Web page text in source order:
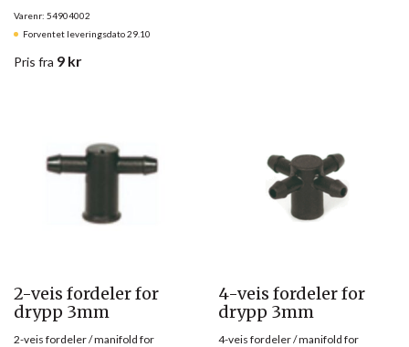
Varenr: 54904002
Forventet leveringsdato 29.10
Pris fra 9 kr
2-veis fordeler for
drypp 3mm
2-veis fordeler / manifold for
4-veis fordeler for
drypp 3mm
4-veis fordeler / manifold for